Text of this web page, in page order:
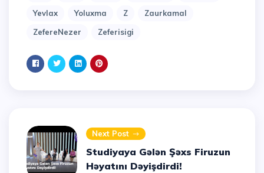
Yevlax
Yoluxma Z
Zaurkamal
ZefereNezer
Zeferisigi
Next Post
Studiyaya Gələn Şəxs Firuzun
Həyatını Dəyişdirdi!